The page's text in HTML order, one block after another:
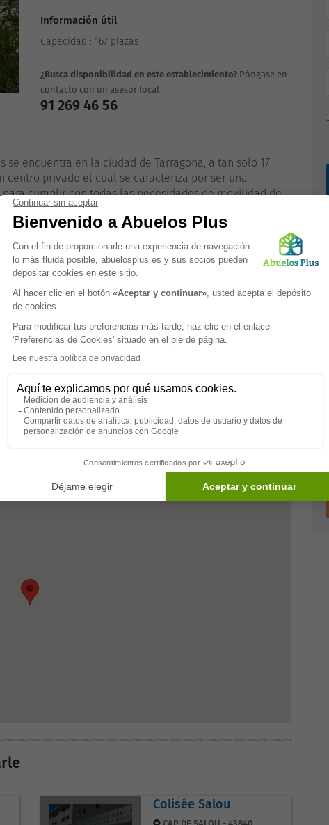
Información útil
Capacidad : 167 plazas
¿Busca disponibilidad en este establecimiento? Póngase en
contacto con un asesor local
91 269 46 56
se encuentra en la ciudad de Tarragona, a tan solo 17
centro privado el cual se caracteriza por ser una
cumplir con todas las necesidades de movilidad de
Las residencias de mayores privadas con estas
la vida social de los ancianos. Por lo tanto
las cuales impulsan la socialización entre ellos y
tienen el objetivo de desarrollar las capacidades
Ciudad De Reus es una residencia para mayores, cuenta
administración, área residencial, área de servicios
convivencia, biblioteca, jardín y gimnasio. También
estancias diurnas, temporales y permanentes, servicio
fisioterapia y terapia ocupacional. La residencia
adaptados para todos sus residentes.
Psicólogo
Terapia
ocupacional
Biblioteca
Colisée Salou